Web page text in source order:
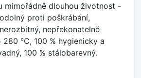
mimořádně dlouhou životnost -
proti poškrábání,
nepřekonatelně
°C, 100 % hygienicky a
100 % stálobarevný.